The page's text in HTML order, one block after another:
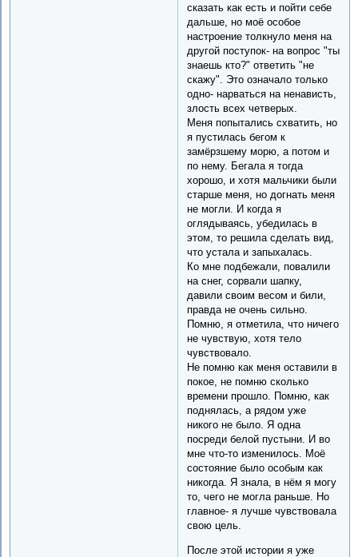
сказать как есть и пойти себе
дальше, но моё особое
настроение толкнуло меня на
другой поступок- на вопрос "ты
знаешь кто?" ответить "не
скажу". Это означало только
одно- нарваться на ненависть,
злость всех четверых.
Меня попытались схватить, но
я пустилась бегом к
замёрзшему морю, а потом и
по нему. Бегала я тогда
хорошо, и хотя мальчики были
старше меня, но догнать меня
не могли. И когда я
оглядываясь, убедилась в
этом, то решила сделать вид,
что устала и запыхалась.
Ко мне подбежали, повалили
на снег, сорвали шапку,
давили своим весом и били,
правда не очень сильно.
Помню, я отметила, что ничего
не чувствую, хотя тело
чувствовало.
Не помню как меня оставили в
покое, не помню сколько
времени прошло. Помню, как
поднялась, а рядом уже
никого не было. Я одна
посреди белой пустыни. И во
мне что-то изменилось. Моё
состояние было особым как
никогда. Я знала, в нём я могу
то, чего не могла раньше. Но
главное- я лучше чувствовала
свою цель.
После этой истории я уже